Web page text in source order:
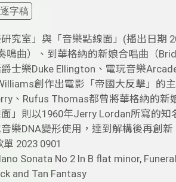
逐字稿
究室」與「音樂點線面」(播出日期
鳴曲）、到華格納的新娘合唱曲（
士樂Duke Ellington、電玩音樂
創作出電影「帝國大反擊」的
、Rufus Thomas都曾將華格納的新
」則以1960年Jerry Lordan所寫的
樂DNA變形使用，達到解構後再創新
2023 0901
Sonata No 2 In B flat minor,
and Tan Fantasy